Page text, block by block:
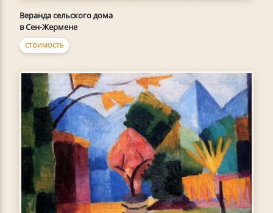
Веранда сельского дома
в Сен-Жермене
СТОИМОСТЬ